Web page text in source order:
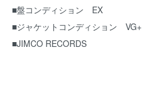
■盤コンディション EX
■ジャケットコンディション VG+
■JIMCO RECORDS